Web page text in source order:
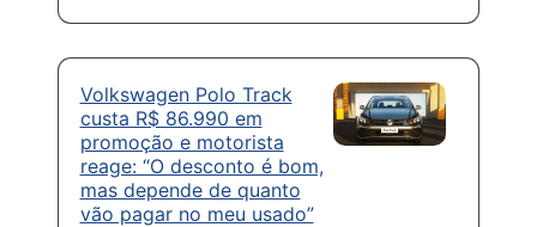
Volkswagen Polo Track
custa R$ 86.990 em
promoção e motorista
reage: “O desconto é bom,
mas depende de quanto
vão pagar no meu usado”